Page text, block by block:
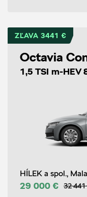
ZĽAVA 3441 €
Octavia
1,5 TSI m-
HÍLEK a spol.,
29 000 € 32 441